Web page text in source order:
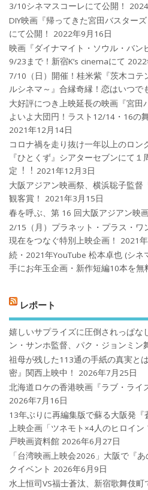
3/10シネマスコーレにて公開！
DIY映画『帰ってきた宮田バスター
にて公開！
2022年9月16日
映画『ダイナマイト・ソウル・バン
9/23まで！新宿K’s cinemaにて
7/10（日）開催！桂米紫『茨木コテ
ルシネマ～』合縁奇縁！恋はいつで
大好評につき上映延長の映画『宮田
よいよ大団円！ラスト12/14・16の
2021年12月14日
コロナ禍を⾛り抜け⼀年以上のロン
『ひとくず』シアターセブンにて
定︕︕ 2021年12月3日
大阪アジアン映画祭、横浜聡子監督
観客賞！
2021年3月15日
春を呼ぶ、第 16 回大阪アジアン映
2/15（月）プラネット・プラス・ワ
現在をつなぐ特別上映企画！
2021
続・2021年YouTube 松本卓也 (シ
手にお年玉企画・新作短編10本を無
レポート
嬉しいサプライズに圧倒されっぱな
ン・サンホ監督、パク・ジョンミン
祖母が残した113通の手紙の真実と
密』関西上映中！
2026年7月25日
北海道ロケの香港映画『ラブ・ライ
2026年7月16日
13年ぶりに再編集版で蘇る大阪発
上映企画「ツネモト×4人のヒロイ
戸映画資料館 2026年6月27日
「台湾映画上映会2026」大阪で『
クイベント 2026年6月9日
水上恒司VS福士蒼汰、新宿歌舞伎町